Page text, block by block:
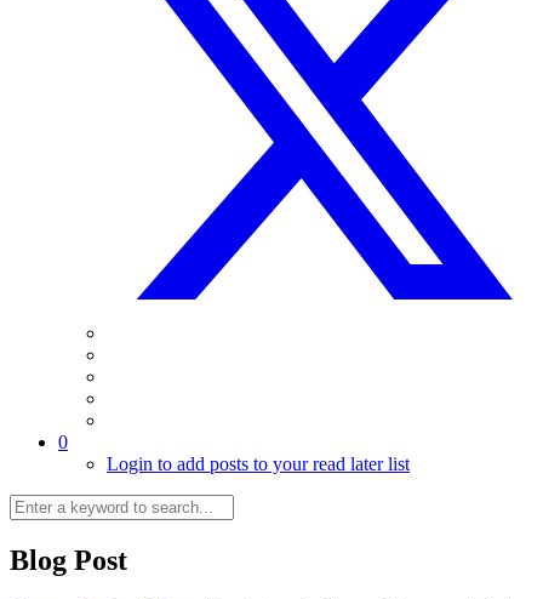
0
Login to add posts to your read later list
Blog Post